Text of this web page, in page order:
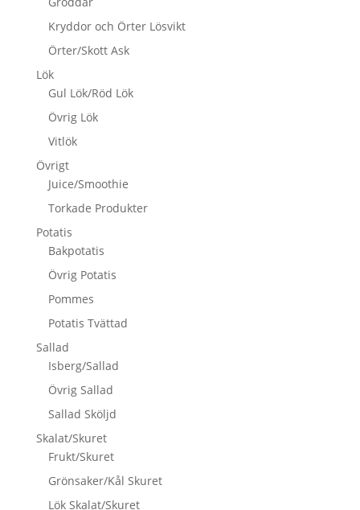
Kryddor och Örter Lösvikt
Örter/Skott Ask
Lök
Gul Lök/Röd Lök
Övrig Lök
Vitlök
Övrigt
Juice/Smoothie
Torkade Produkter
Potatis
Bakpotatis
Övrig Potatis
Pommes
Potatis Tvättad
Sallad
Isberg/Sallad
Övrig Sallad
Sallad Sköljd
Skalat/Skuret
Frukt/Skuret
Grönsaker/Kål Skuret
Lök Skalat/Skuret